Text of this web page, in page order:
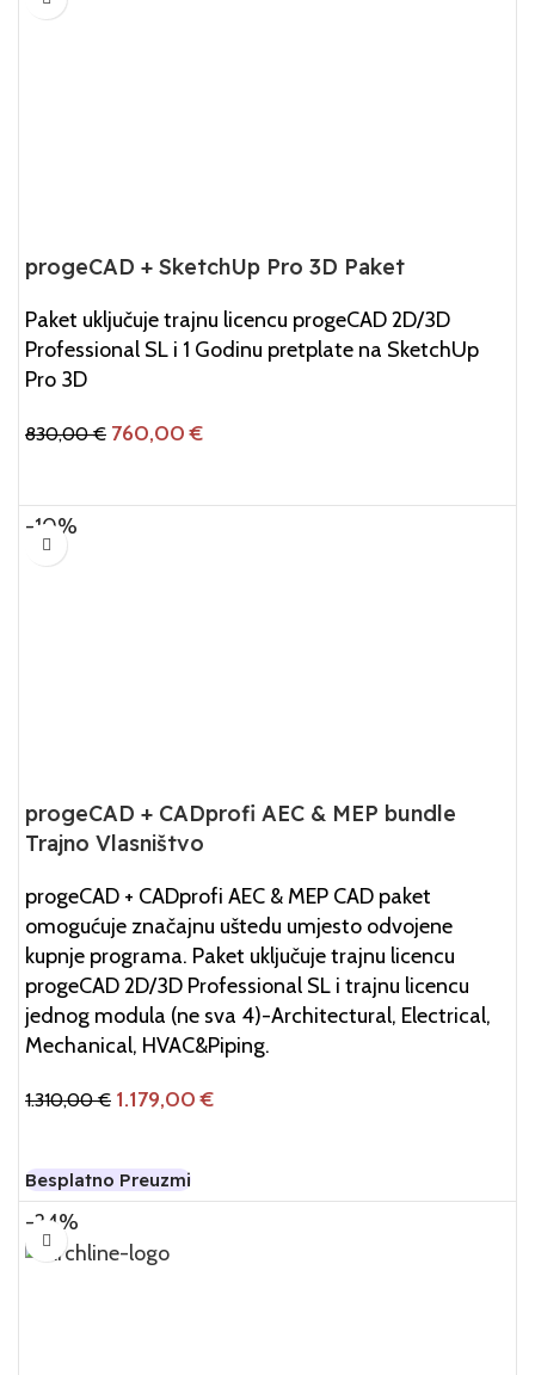
progeCAD + SketchUp Pro 3D Paket
Paket uključuje trajnu licencu progeCAD 2D/3D
Professional SL i 1 Godinu pretplate na SketchUp
Pro 3D
830,00€ 760,00€
-10%
progeCAD + CADprofi AEC & MEP bundle
Trajno Vlasništvo
progeCAD + CADprofi AEC & MEP CAD paket
omogućuje značajnu uštedu umjesto odvojene
kupnje programa. Paket uključuje trajnu licencu
progeCAD 2D/3D Professional SL i trajnu licencu
jednog modula (ne sva 4)-Architectural, Electrical,
Mechanical, HVAC&Piping.
1.310,00€ 1.179,00€
Besplatno Preuzmi
-24%